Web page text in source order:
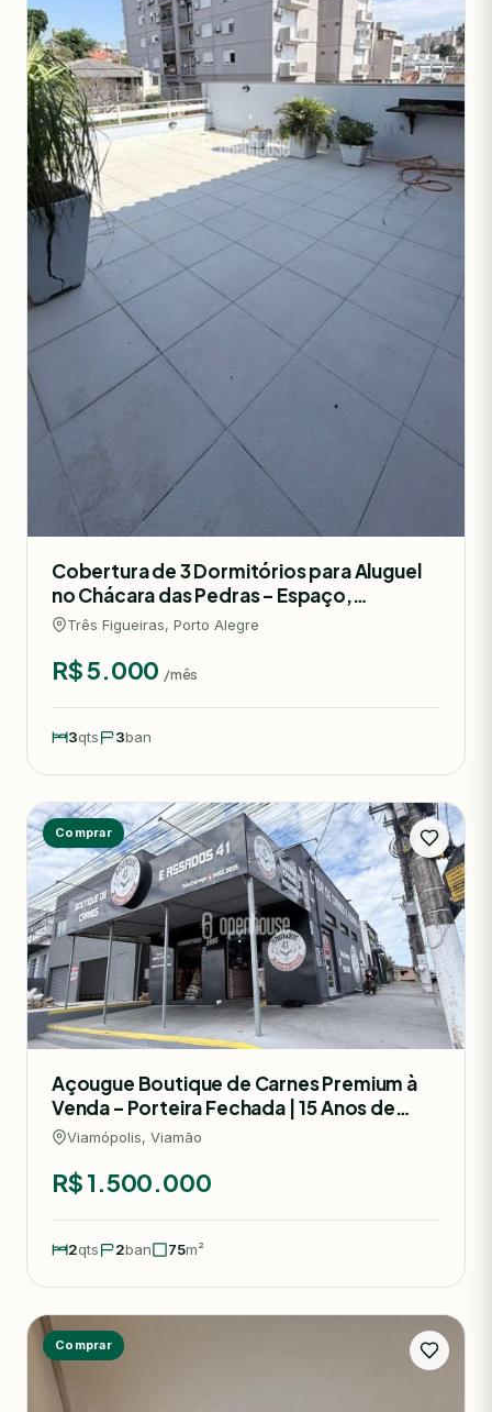
Cobertura de 3 Dormitórios para Aluguel
no Chácara das Pedras – Espaço,
Conforto e Excelente Localização
Três Figueiras, Porto Alegre
R$ 5.000 /mês
3qts 3ban
Comprar
Açougue Boutique de Carnes Premium à
Venda – Porteira Fechada | 15 Anos de
Mercado | R$ 1.500.000
Viamópolis, Viamão
R$ 1.500.000
2qts 2ban 75m²
Comprar